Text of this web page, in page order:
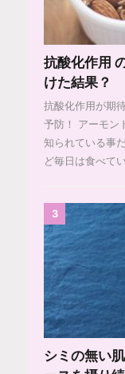
抗酸化作用
けた結果？
抗酸化作用が期
予防！ アーモン
知られている事
ど毎日は食べて
3
シミの無い